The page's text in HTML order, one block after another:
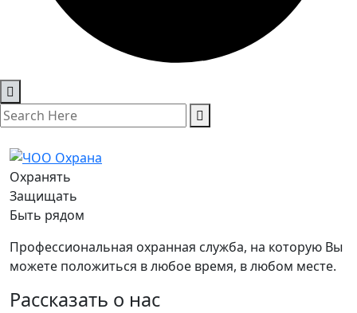
Охранять
Защищать
Быть рядом
Профессиональная охранная служба, на которую Вы
можете положиться в любое время, в любом месте.
Рассказать о нас